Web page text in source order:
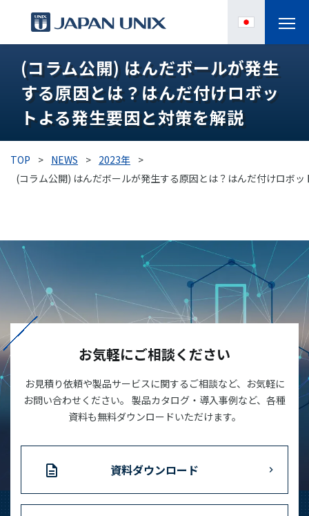
製品情報
IPC
導入事例
各種サポート
企業情報
03-3588-0551
お問い合わせ
資料ダウンロード
(コラム公開) はんだボールが発生
する原因とは？はんだ付けロボッ
トよる発生要因と対策を解説
TOP > NEWS > 2023年 >
(コラム公開) はんだボールが発生する原因とは？はんだ付けロボ
お気軽にご相談ください
お見積り依頼や製品サービスに関するご相談など、お気軽に
お問い合わせください。 製品カタログ・導入事例など、各種
資料も無料ダウンロードいただけます。
資料ダウンロード